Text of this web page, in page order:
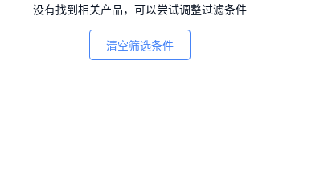
没有找到相关产品，可以尝试调整过滤条件
清空筛选条件